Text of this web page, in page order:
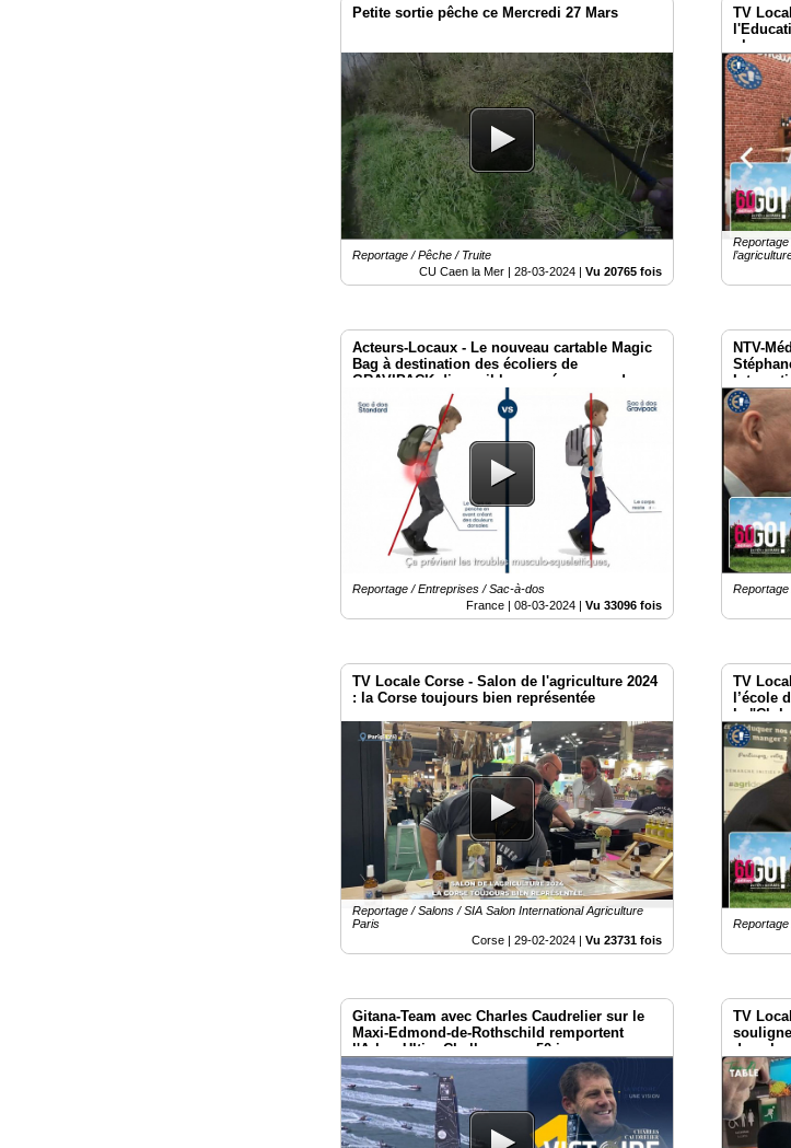
Petite sortie pêche ce Mercredi 27 Mars
Reportage / Pêche / Truite
CU Caen la Mer |28-03-2024 |Vu 20765 fois
TV
plus
Acteurs-Locaux - Le nouveau cartable Magic
Bag à destination des écoliers de
GRAVIPACK disponible en précommande
Reportage / Entreprises / Sac-à-dos
France |08-03-2024 |Vu 33096 fois
NTV-
TV Locale Corse - Salon de l'agriculture 2024
: la Corse toujours bien représentée
Reportage / Salons / SIA Salon International Agriculture
Paris
Corse |29-02-2024 |Vu 23731 fois
TV
l’école
le "Club
Gitana-Team avec Charles Caudrelier sur le
Maxi-Edmond-de-Rothschild remportent
l'Arkea-Ultim-Challenge en 50 jours
TV
dans le